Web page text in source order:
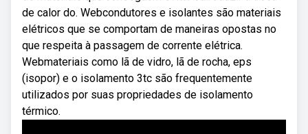
de calor do. Webcondutores e isolantes são materiais
elétricos que se comportam de maneiras opostas no
que respeita à passagem de corrente elétrica.
Webmateriais como lã de vidro, lã de rocha, eps
(isopor) e o isolamento 3tc são frequentemente
utilizados por suas propriedades de isolamento
térmico.